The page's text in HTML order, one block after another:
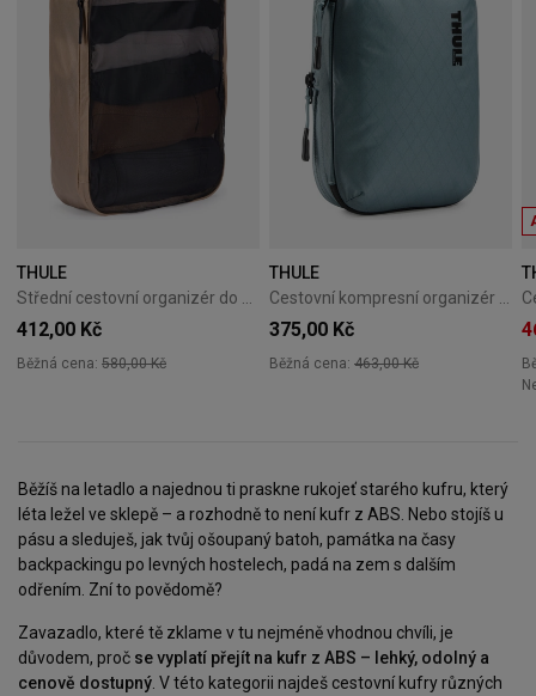
THULE
Střední cestovní organizér do kufru Thule Packing Cube M - gentle beige
412,00 Kč
Běžná cena: 580,00 Kč
THULE
Cestovní kompresní organizér Thule PackingCube S Pond Gray
375,00 Kč
Běžná cena: 463,00 Kč
Běžíš na letadlo a najednou ti praskne rukojeť starého kufru, který
léta ležel ve sklepě – a rozhodně to není kufr z ABS. Nebo stojíš u
pásu a sleduješ, jak tvůj ošoupaný batoh, památka na časy
backpackingu po levných hostelech, padá na zem s dalším
odřením. Zní to povědomě?
Zavazadlo, které tě zklame v tu nejméně vhodnou chvíli, je
důvodem, proč se vyplatí přejít na kufr z ABS – lehký, odolný a
cenově dostupný. V této kategorii najdeš cestovní kufry různých